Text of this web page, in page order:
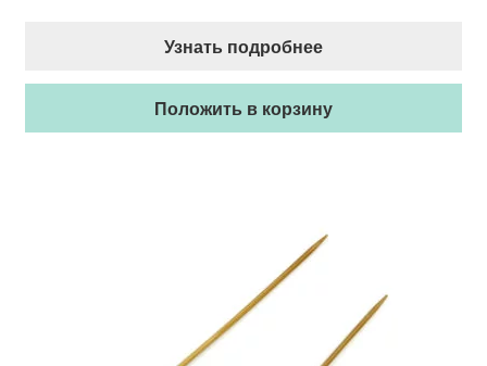
Узнать подробнее
Положить в корзину